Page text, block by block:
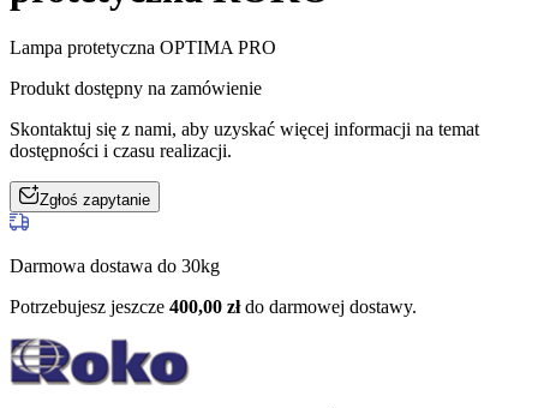
Lampa protetyczna OPTIMA PRO
Produkt dostępny na zamówienie
Skontaktuj się z nami, aby uzyskać więcej informacji na temat
dostępności i czasu realizacji.
Zgłoś zapytanie
Darmowa dostawa do 30kg
Potrzebujesz jeszcze 400,00 złdo darmowej dostawy.